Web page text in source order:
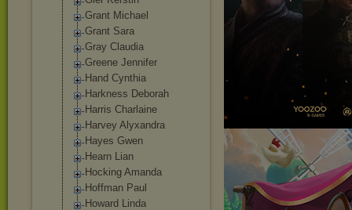
Grant Michael
Grant Sara
Gray Claudia
Greene Jennifer
Hand Cynthia
Harkness Deborah
Harris Charlaine
Harvey Alyxandra
Hayes Gwen
Hearn Lian
Hocking Amanda
Hoffman Paul
Howard Linda